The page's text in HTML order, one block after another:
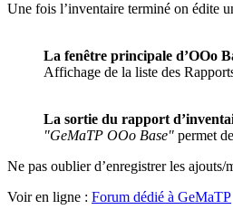
Une fois l’inventaire terminé on édite
La fenêtre principale d’OOo
Affichage de la liste des
La sortie du rapport
"GeMaTP OOo Base" permet
Ne pas oublier d’enregistrer les
Voir en ligne : Forum dédié à GeMaTP